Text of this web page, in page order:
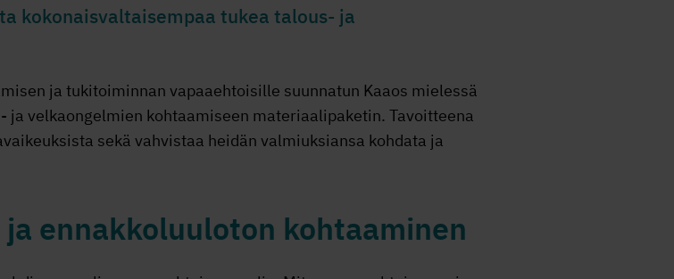
kokonaisvaltaisempaa tukea talous- ja
ja tukitoiminnan vapaaehtoisille suunnatun Kaaos mielessä
velkaongelmien kohtaamiseen materiaalipaketin. Tavoitteena
sekä vahvistaa heidän valmiuksiansa kohdata ja
ennakkoluuloton kohtaaminen